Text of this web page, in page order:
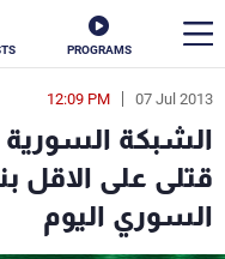
PROGRAMS
07 Jul 2013
12:09 PM
قتلى على الاقل
السوري اليوم
en
الأخبار
سياسة